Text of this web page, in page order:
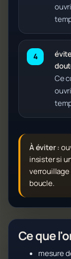
Ce
À éviter :
insister si
verrouillage
boucle.
Ce que
mesure